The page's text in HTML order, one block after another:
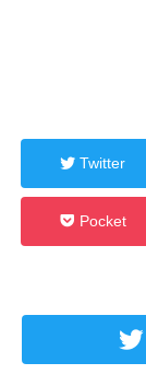
Twitter
Pocket